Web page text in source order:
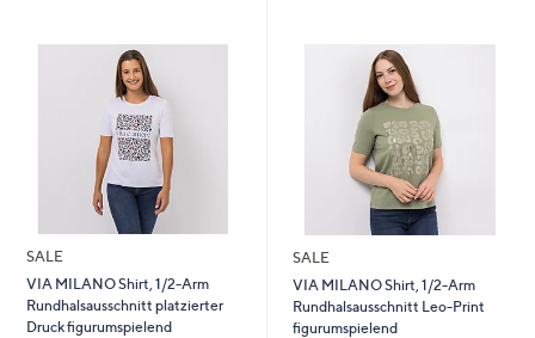
SALE
VIA MILANO Shirt, 1/2-Arm
Rundhalsausschnitt platzierter
Druck figurumspielend
SALE
VIA MILANO Shirt, 1/2-Arm
Rundhalsausschnitt Leo-Print
figurumspielend